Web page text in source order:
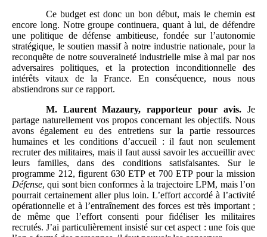
Ce budget est donc un bon début, mais le chemin est
encore long. Notre groupe continuera, quant à lui, de défendre
une politique de défense ambitieuse, fondée sur l’autonomie
stratégique, le soutien massif à notre industrie nationale, pour la
reconquête de notre souveraineté industrielle mise à mal par nos
adversaires politiques, et la protection inconditionnelle des
intérêts vitaux de la France. En conséquence, nous nous
abstiendrons sur ce rapport.
M.
Laurent Mazaury, rapporteur pour avis. Je
partage naturellement vos propos concernant les objectifs. Nous
avons également eu des entretiens sur la partie ressources
humaines et les conditions d’accueil : il faut non seulement
recruter des militaires, mais il faut aussi savoir les accueillir avec
leurs familles, dans des conditions satisfaisantes. Sur le
programme 212, figurent 630 ETP et 700 ETP pour la mission
Défense, qui sont bien conformes à la trajectoire LPM, mais l’on
pourrait certainement aller plus loin. L’effort accordé à l’activité
opérationnelle et à l’entraînement des forces est très important ;
de même que l’effort consenti pour fidéliser les militaires
recrutés. J’ai particulièrement insisté sur cet aspect : une fois que